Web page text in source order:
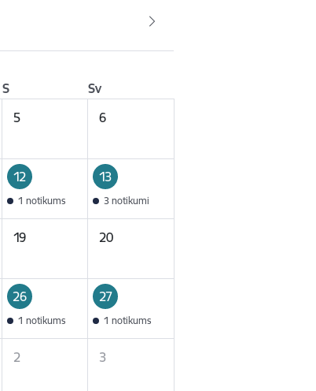
S
Sv
5 6
12
1 notikums
13
3 notikumi
19 20
26
1 notikums
27
1 notikums
2 3